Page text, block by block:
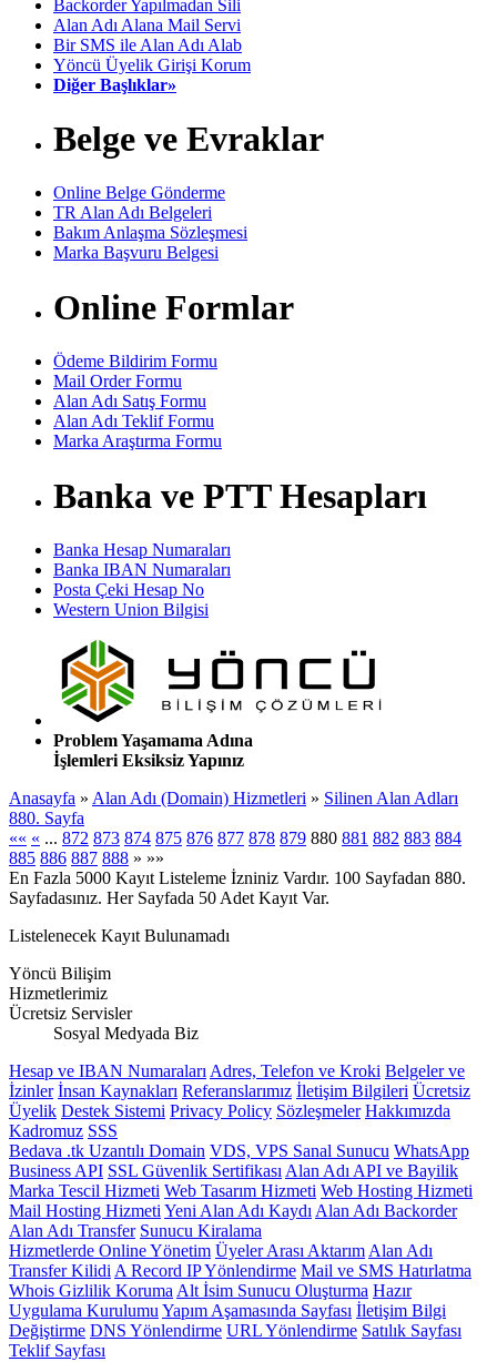
Backorder Yapılmadan Sili
Alan Adı Alana Mail Servi
Bir SMS ile Alan Adı Alab
Yöncü Üyelik Girişi Korum
Diğer Başlıklar»
Belge ve Evraklar
Online Belge Gönderme
TR Alan Adı Belgeleri
Bakım Anlaşma Sözleşmesi
Marka Başvuru Belgesi
Online Formlar
Ödeme Bildirim Formu
Mail Order Formu
Alan Adı Satış Formu
Alan Adı Teklif Formu
Marka Araştırma Formu
Banka ve PTT Hesapları
Banka Hesap Numaraları
Banka IBAN Numaraları
Posta Çeki Hesap No
Western Union Bilgisi
Problem Yaşamama Adına
İşlemleri Eksiksiz Yapınız
Anasayfa » Alan Adı (Domain) Hizmetleri » Silinen Alan Adları
880. Sayfa
«« « ... 872 873 874 875 876 877 878 879 880 881 882 883 884
885 886 887 888 » »»
En Fazla 5000 Kayıt Listeleme İzniniz Vardır. 100 Sayfadan 880.
Sayfadasınız. Her Sayfada 50 Adet Kayıt Var.
Listelenecek Kayıt Bulunamadı
Yöncü Bilişim
Hizmetlerimiz
Ücretsiz Servisler
Sosyal Medyada Biz
Hesap ve IBAN Numaraları Adres, Telefon ve Kroki Belgeler ve
İzinler İnsan Kaynakları Referanslarımız İletişim Bilgileri Ücretsiz
Üyelik Destek Sistemi Privacy Policy Sözleşmeler Hakkımızda
Kadromuz SSS
Bedava .tk Uzantılı Domain VDS, VPS Sanal Sunucu WhatsApp
Business API SSL Güvenlik Sertifikası Alan Adı API ve Bayilik
Marka Tescil Hizmeti Web Tasarım Hizmeti Web Hosting Hizmeti
Mail Hosting Hizmeti Yeni Alan Adı Kaydı Alan Adı Backorder
Alan Adı Transfer Sunucu Kiralama
Hizmetlerde Online Yönetim Üyeler Arası Aktarım Alan Adı
Transfer Kilidi A Record IP Yönlendirme Mail ve SMS Hatırlatma
Whois Gizlilik Koruma Alt İsim Sunucu Oluşturma Hazır
Uygulama Kurulumu Yapım Aşamasında Sayfası İletişim Bilgi
Değiştirme DNS Yönlendirme URL Yönlendirme Satılık Sayfası
Teklif Sayfası